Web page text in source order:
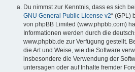
Du nimmst zur Kenntnis, dass es sich
GNU General Public License v2“ (GPL)
von phpBB Limited (www.phpbb.com)
Informationen werden durch die
www.phpbb.de zur Verfügung gestellt.
die Art und Weise, wie die Software
insbesondere die Verwendung der
untersagen oder auf Inhalte fremder